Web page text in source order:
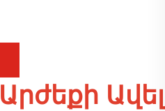
Արժեքի